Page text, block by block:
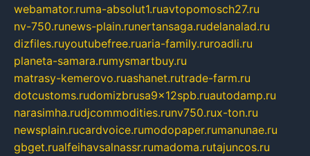
webamator.ruma-absolut1.ruavtopomosch27.ru
nv-750.runews-plain.runertansaga.rudelanalad.ru
dizfiles.ruyoutubefree.ruaria-family.ruroadli.ru
planeta-samara.rumysmartbuy.ru
matrasy-kemerovo.ruashanet.rutrade-farm.ru
dotcustoms.rudomizbrusa9x12spb.ruautodamp.ru
narasimha.rudjcommodities.runv750.rux-ton.ru
newsplain.rucardvoice.rumodopaper.rumanunae.ru
gbget.rualfeihavsalnassr.rumadoma.rutajuncos.ru